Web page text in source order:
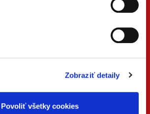
Zobraziť detaily
Povoliť všetky cookies
PDF